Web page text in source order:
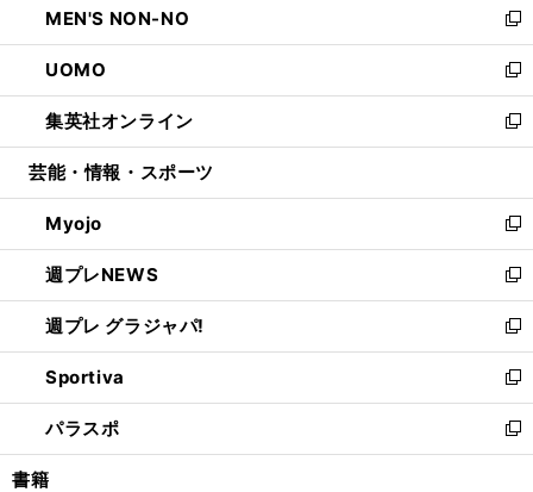
く
で
開
く
ド
ウ
で
開
く
ィ
ン
ド
ウ
で
開
い
ウ
ィ
ン
ド
ウ
開
く
MEN'S NON-NO
新
し
い
ウ
ィ
ン
ウ
で
開
く
UOMO
新
し
い
ウ
ン
ド
ウ
で
開
く
集英社オンライン
新
し
ウ
ィ
ン
ド
ウ
で
開
く
芸能・情報・スポーツ
Myojo
新
し
い
ウ
ィ
ン
ド
ウ
で
開
週プレNEWS
新
し
い
ウ
ィ
ン
ド
ウ
週プレ グラジャパ!
新
し
い
ウ
ィ
ン
Sportiva
新
し
い
ウ
パラスポ
新
し
書籍